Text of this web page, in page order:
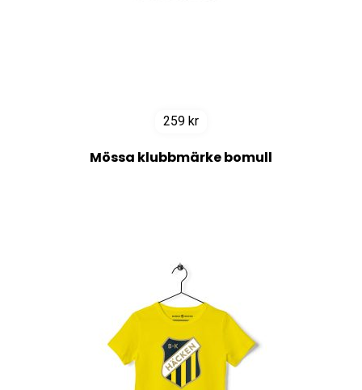
259 kr
Mössa klubbmärke bomull